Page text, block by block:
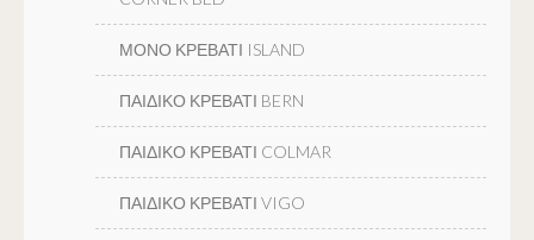
ΜΟΝΟ ΚΡΕΒΑΤΙ ISLAND
ΠΑΙΔΙΚΟ ΚΡΕΒΑΤΙ BERN
ΠΑΙΔΙΚΟ ΚΡΕΒΑΤΙ COLMAR
ΠΑΙΔΙΚΟ ΚΡΕΒΑΤΙ VIGO